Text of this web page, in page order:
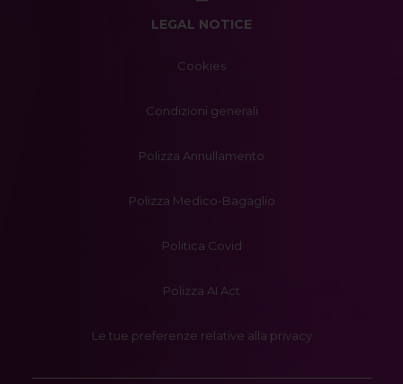
LEGAL NOTICE
Cookies
Condizioni generali
Polizza Annullamento
Polizza Medico-Bagaglio
Politica Covid
Polizza AI Act
Le tue preferenze relative alla privacy